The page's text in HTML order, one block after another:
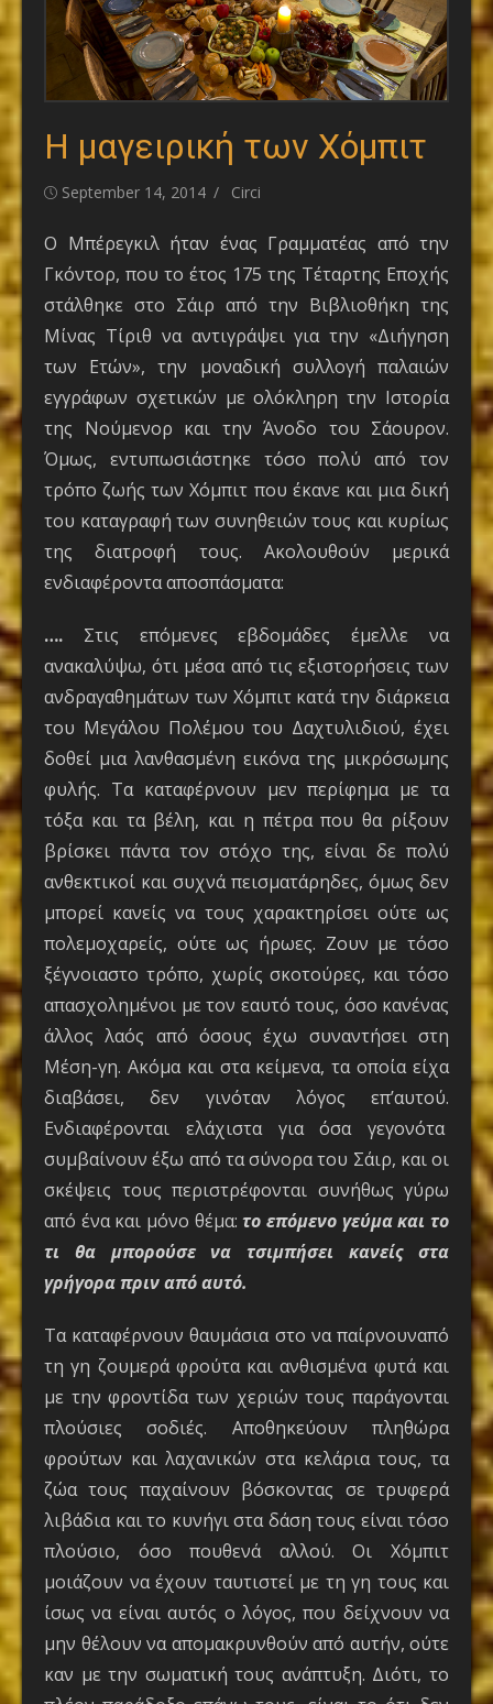
Η μαγειρική των Χόμπιτ
Posted
September 14, 2014 Author
Circi
Ο Μπέρεγκιλ ήταν ένας Γραμματέας από την
Γκόντορ, που το έτος 175 της Τέταρτης Εποχής
στάλθηκε στο Σάιρ από την Βιβλιοθήκη της
Μίνας Τίριθ να αντιγράψει για την «Διήγηση
των Ετών», την μοναδική συλλογή παλαιών
εγγράφων σχετικών με ολόκληρη την Ιστορία
της Νούμενορ και την Άνοδο του Σάουρον.
Όμως, εντυπωσιάστηκε τόσο πολύ από τον
τρόπο ζωής των Χόμπιτ που έκανε και μια δική
του καταγραφή των συνηθειών τους και κυρίως
της διατροφή τους. Ακολουθούν μερικά
ενδιαφέροντα αποσπάσματα:
…. Στις επόμενες εβδομάδες έμελλε να
ανακαλύψω, ότι μέσα από τις εξιστορήσεις των
ανδραγαθημάτων των Χόμπιτ κατά την διάρκεια
του Μεγάλου Πολέμου του Δαχτυλιδιού, έχει
δοθεί μια λανθασμένη εικόνα της μικρόσωμης
φυλής. Τα καταφέρνουν μεν περίφημα με τα
τόξα και τα βέλη, και η πέτρα που θα ρίξουν
βρίσκει πάντα τον στόχο της, είναι δε πολύ
ανθεκτικοί και συχνά πεισματάρηδες, όμως δεν
μπορεί κανείς να τους χαρακτηρίσει ούτε ως
πολεμοχαρείς, ούτε ως ήρωες. Ζουν με τόσο
ξέγνοιαστο τρόπο, χωρίς σκοτούρες, και τόσο
απασχολημένοι με τον εαυτό τους, όσο κανένας
άλλος λαός από όσους έχω συναντήσει στη
Μέση-γη. Ακόμα και στα κείμενα, τα οποία είχα
διαβάσει, δεν γινόταν λόγος επ’αυτού.
Ενδιαφέρονται ελάχιστα για όσα γεγονότα
συμβαίνουν έξω από τα σύνορα του Σάιρ, και οι
σκέψεις τους περιστρέφονται συνήθως γύρω
από ένα και μόνο θέμα:το επόμενο γεύμα και το
τι θα μπορούσε να τσιμπήσει κανείς στα
γρήγορα πριν από αυτό.
Τα καταφέρνουν θαυμάσια στο να παίρνουναπό
τη γη ζουμερά φρούτα και ανθισμένα φυτά και
με την φροντίδα των χεριών τους παράγονται
πλούσιες σοδιές. Αποθηκεύουν πληθώρα
φρούτων και λαχανικών στα κελάρια τους, τα
ζώα τους παχαίνουν βόσκοντας σε τρυφερά
λιβάδια και το κυνήγι στα δάση τους είναι τόσο
πλούσιο, όσο πουθενά αλλού. Οι Χόμπιτ
μοιάζουν να έχουν ταυτιστεί με τη γη τους και
ίσως να είναι αυτός ο λόγος, που δείχνουν να
μην θέλουν να απομακρυνθούν από αυτήν, ούτε
καν με την σωματική τους ανάπτυξη. Διότι, το